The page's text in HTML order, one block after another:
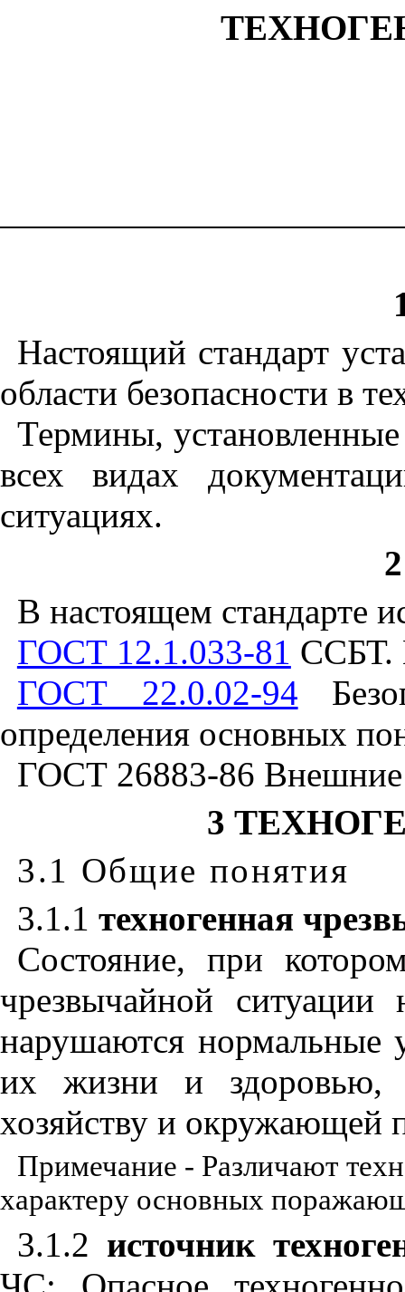
Настоящий стандарт
области безопасности в
Термины,
всех видах
ситуациях.
В настоящем стандарте
ГОСТ 12.1.033-81 ССБТ.
ГОСТ 22.0.02-94
определения основных
ГОСТ 26883-86 Внешние
3
3.1 Общие понятия
3.1.1 техногенная
Состояние, при
чрезвычайной ситуации
нарушаются нормальные
их жизни и здоровью,
хозяйству и окружающей
Примечание - Различают
характеру основных
3.1.2 источник